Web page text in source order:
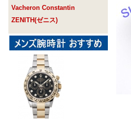
Vacheron Constantin
ZENITH(ゼニス)